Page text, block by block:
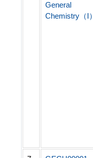
General
Chemistry（I）